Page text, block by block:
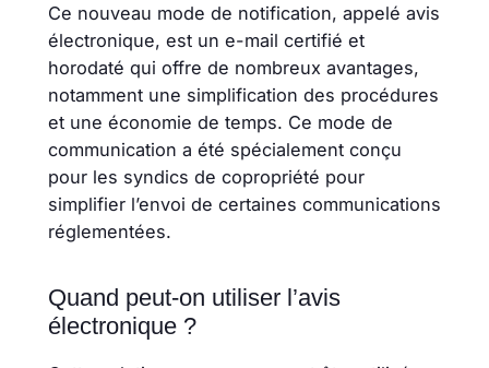
Ce nouveau mode de notification, appelé avis
électronique, est un e-mail certifié et
horodaté qui offre de nombreux avantages,
notamment une simplification des procédures
et une économie de temps. Ce mode de
communication a été spécialement conçu
pour les syndics de copropriété pour
simplifier l’envoi de certaines communications
réglementées.
Quand peut-on utiliser l’avis
électronique ?